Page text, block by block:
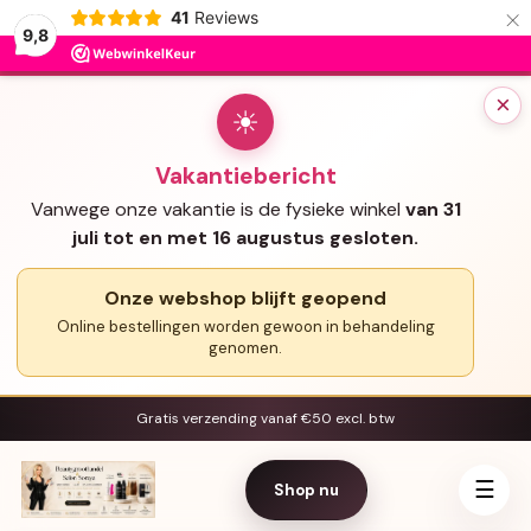
9,8
41 Reviews ×
×
☀
Vakantiebericht
Vanwege onze vakantie is de fysieke winkel van 31
juli tot en met 16 augustus gesloten.
Onze webshop blijft geopend
Online bestellingen worden gewoon in behandeling
genomen.
Gratis verzending vanaf €50 excl. btw
Shop nu ☰